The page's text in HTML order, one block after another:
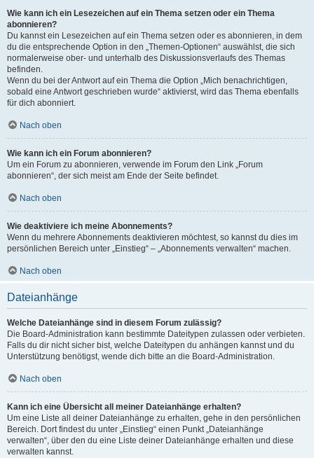
Wie kann ich ein Lesezeichen auf ein Thema setzen oder ein Thema
abonnieren?
Du kannst ein Lesezeichen auf ein Thema setzen oder es abonnieren, in dem
du die entsprechende Option in den „Themen-Optionen“ auswählst, die sich
normalerweise ober- und unterhalb des Diskussionsverlaufs des Themas
befinden.
Wenn du bei der Antwort auf ein Thema die Option „Mich benachrichtigen,
sobald eine Antwort geschrieben wurde“ aktivierst, wird das Thema ebenfalls
für dich abonniert.
Nach oben
Wie kann ich ein Forum abonnieren?
Um ein Forum zu abonnieren, verwende im Forum den Link „Forum
abonnieren“, der sich meist am Ende der Seite befindet.
Nach oben
Wie deaktiviere ich meine Abonnements?
Wenn du mehrere Abonnements deaktivieren möchtest, so kannst du dies im
persönlichen Bereich unter „Einstieg“ – „Abonnements verwalten“ machen.
Nach oben
Dateianhänge
Welche Dateianhänge sind in diesem Forum zulässig?
Die Board-Administration kann bestimmte Dateitypen zulassen oder verbieten.
Falls du dir nicht sicher bist, welche Dateitypen du anhängen kannst und du
Unterstützung benötigst, wende dich bitte an die Board-Administration.
Nach oben
Kann ich eine Übersicht all meiner Dateianhänge erhalten?
Um eine Liste all deiner Dateianhänge zu erhalten, gehe in den persönlichen
Bereich. Dort findest du unter „Einstieg“ einen Punkt „Dateianhänge
verwalten“, über den du eine Liste deiner Dateianhänge erhalten und diese
verwalten kannst.